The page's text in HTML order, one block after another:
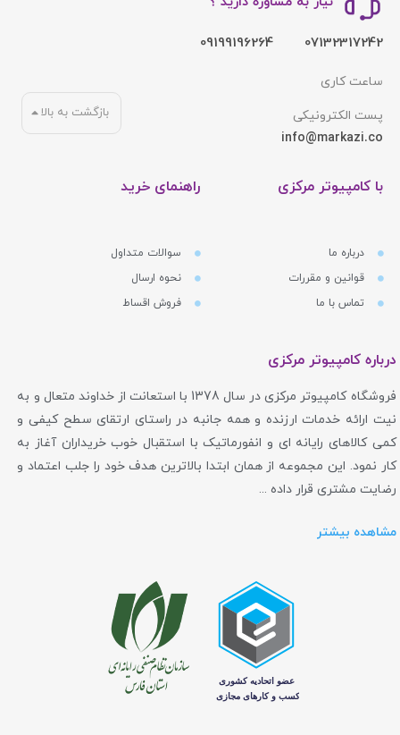
07132317242
09199196264
ساعت کاری
پست الکترونیکی
info@markazi.co
با کامپیوتر مرکزی
درباره ما
قوانین و مقررات
تماس با ما
راهنمای خرید
سوالات متداول
نحوه ارسال
فروش اقساط
بازگشت به بالا
درباره کامپیوتر مرکزی
فروشگاه کامپیوتر مرکزی در سال 1378 با استعانت از خداوند متعال و به
نیت ارائه خدمات ارزنده و همه جانبه در راستای ارتقای سطح کیفی و
کمی کالاهای رایانه ای و انفورماتیک با استقبال خوب خریداران آغاز به
کار نمود. این مجموعه از همان ابتدا بالاترین هدف خود را جلب اعتماد و
رضایت مشتری قرار داده ...
مشاهده بیشتر